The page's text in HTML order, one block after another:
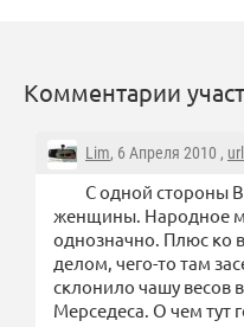
Комментарии
Lim, 6 Апреля 2010 , url
С одной стороны
женщины. Народное
однозначно. Плюс ко
делом, чего-то там
склонило чашу весов
Мерседеса. О чем тут